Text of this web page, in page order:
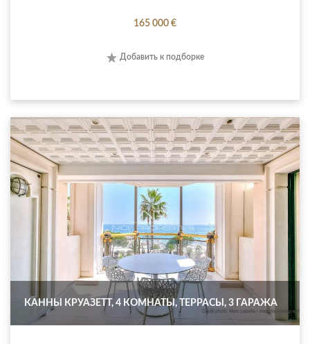
165 000 €
Добавить к подборке
КАННЫ КРУАЗЕТТ, 4 КОМНАТЫ, ТЕРРАСЫ, 3 ГАРАЖА